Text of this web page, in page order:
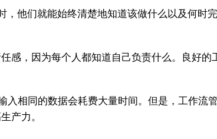
他们就能始终清楚地知道该做什么以及何时
感，因为每个人都知道自己负责什么。良好
入相同的数据会耗费大量时间。但是，工作流
产力。